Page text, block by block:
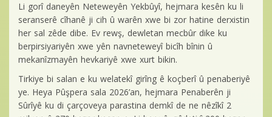
Li gorî daneyên Neteweyên Yekbûyî, hejmara kesên ku li
seranserê cîhanê ji cih û warên xwe bi zor hatine derxistin
her sal zêde dibe. Ev rewş, dewletan mecbûr dike ku
berpirsiyariyên xwe yên navneteweyî bicîh bînin û
mekanîzmayên hevkariyê xwe xurt bikin.
Tirkiye bi salan e ku welatekî girîng ê koçberî û penaberiyê
ye. Heya Pûşpera sala 2026’an, hejmara Penaberên ji
Sûrîyê ku di çarçoveya parastina demkî de ne nêzîkî 2